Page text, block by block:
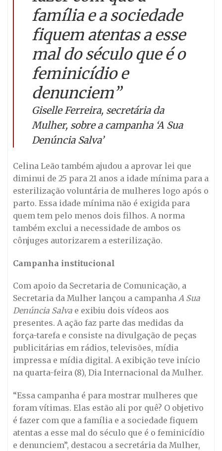
família e a sociedade
fiquem atentas a esse
mal do século que é o
feminicídio e
denunciem”
Giselle Ferreira, secretária da
Mulher, sobre a campanha ‘ A Sua
Denúncia Salva’
Celina Leão também ajudou a aprovar lei que
diminui de 25 para 21 anos a idade mínima para a
esterilização voluntária de mulheres logo após o
parto. Essa idade mínima não é exigida para
quem tem pelo menos dois filhos. A norma
também exclui a necessidade de ambos os
cônjuges autorizarem a esterilização.
Campanha institucional
Com apoio da Secretaria de Comunicação, a
Secretaria da Mulher lançou a campanha A Sua
Denúncia Salva e exibiu dois vídeos aos
presentes. A ação faz parte das medidas da
força-tarefa e consiste na divulgação de peças
publicitárias em rádios, televisões, mídia
impressa e mídia digital. A exibição teve início
na quarta-feira (8), Dia Internacional da Mulher.
“Essa campanha é para mostrar mulheres que
foram vítimas. Elas estão ali por quê? O objetivo
é fazer com que a família e a sociedade fiquem
atentas a esse mal do século que é o feminicídio
e denunciem”, destacou a secretária da Mulher,